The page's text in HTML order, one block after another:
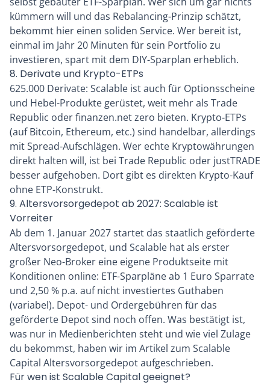
kümmern will und das Rebalancing-Prinzip schätzt,
bekommt hier einen soliden Service. Wer bereit ist,
einmal im Jahr 20 Minuten für sein Portfolio zu
investieren, spart mit dem DIY-Sparplan erheblich.
8. Derivate und Krypto-ETPs
625.000 Derivate: Scalable ist auch für Optionsscheine
und Hebel-Produkte gerüstet, weit mehr als Trade
Republic oder finanzen.net zero bieten. Krypto-ETPs
(auf Bitcoin, Ethereum, etc.) sind handelbar, allerdings
mit Spread-Aufschlägen. Wer echte Kryptowährungen
direkt halten will, ist bei Trade Republic oder justTRADE
besser aufgehoben. Dort gibt es direkten Krypto-Kauf
ohne ETP-Konstrukt.
9. Altersvorsorgedepot ab 2027: Scalable ist
Vorreiter
Ab dem 1. Januar 2027 startet das staatlich geförderte
Altersvorsorgedepot, und Scalable hat als erster
großer Neo-Broker eine eigene Produktseite mit
Konditionen online: ETF-Sparpläne ab 1 Euro Sparrate
und 2,50 % p.a. auf nicht investiertes Guthaben
(variabel). Depot- und Ordergebühren für das
geförderte Depot sind noch offen. Was bestätigt ist,
was nur in Medienberichten steht und wie viel Zulage
du bekommst, haben wir im Artikel zum Scalable
Capital Altersvorsorgedepotaufgeschrieben.
Für wen ist Scalable Capital geeignet?